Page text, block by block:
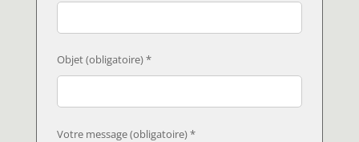
Objet (obligatoire) *
Votre message (obligatoire) *